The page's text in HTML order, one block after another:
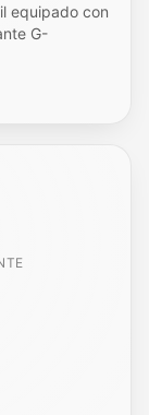
equipado con
G-